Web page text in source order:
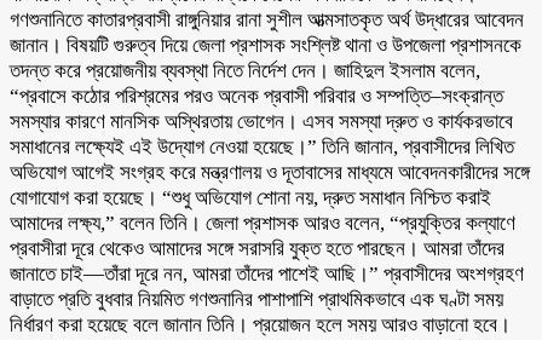
গণশুনানিতে কাতারপ্রবাসী রাঙ্গুনিয়ার রানা সুশীল আত্মসাতকৃত অর্থ উদ্ধারের আবেদন
জানান। বিষয়টি গুরুত্ব দিয়ে জেলা প্রশাসক সংশ্লিষ্ট থানা ও উপজেলা প্রশাসনকে
তদন্ত করে প্রয়োজনীয় ব্যবস্থা নিতে নির্দেশ দেন। জাহিদুল ইসলাম বলেন,
“প্রবাসে কঠোর পরিশ্রমের পরও অনেক প্রবাসী পরিবার ও সম্পত্তি–সংক্রান্ত
সমস্যার কারণে মানসিক অস্থিরতায় ভোগেন। এসব সমস্যা দ্রুত ও কার্যকরভাবে
সমাধানের লক্ষ্যেই এই উদ্যোগ নেওয়া হয়েছে।” তিনি জানান, প্রবাসীদের লিখিত
অভিযোগ আগেই সংগ্রহ করে মন্ত্রণালয় ও দূতাবাসের মাধ্যমে আবেদনকারীদের সঙ্গে
যোগাযোগ করা হয়েছে। “শুধু অভিযোগ শোনা নয়, দ্রুত সমাধান নিশ্চিত করাই
আমাদের লক্ষ্য,” বলেন তিনি। জেলা প্রশাসক আরও বলেন, “প্রযুক্তির কল্যাণে
প্রবাসীরা দূরে থেকেও আমাদের সঙ্গে সরাসরি যুক্ত হতে পারছেন। আমরা তাঁদের
জানাতে চাই—তাঁরা দূরে নন, আমরা তাঁদের পাশেই আছি।” প্রবাসীদের অংশগ্রহণ
বাড়াতে প্রতি বুধবার নিয়মিত গণশুনানির পাশাপাশি প্রাথমিকভাবে এক ঘণ্টা সময়
নির্ধারণ করা হয়েছে বলে জানান তিনি। প্রয়োজন হলে সময় আরও বাড়ানো হবে।